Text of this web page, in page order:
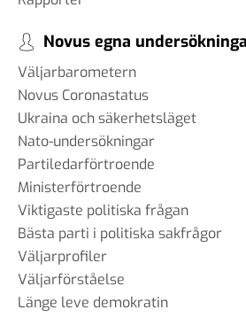
Novus egna
Väljarbarometern
Novus Coronastatus
Ukraina och säkerhetsläget
Nato-undersökningar
Partiledarförtroende
Ministerförtroende
Viktigaste politiska frågan
Bästa parti i politiska sakfrågor
Väljarprofiler
Väljarförståelse
Länge leve demokratin